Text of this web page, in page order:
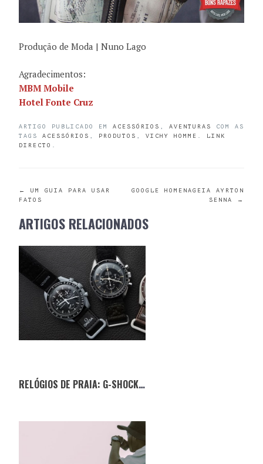
Produção de Moda | Nuno Lago
Agradecimentos:
MBM Mobile
Hotel Fonte Cruz
ARTIGO PUBLICADO EM ACESSÓRIOS , AVENTURAS
COM AS
TAGS ACESSÓRIOS , PRODUTOS , VICHY HOMME . LINK
DIRECTO .
POST
NAVIGATION
←
UM GUIA PARA USAR
FATOS
GOOGLE HOMENAGEIA AYRTON
SENNA
→
ARTIGOS RELACIONADOS
RELÓGIOS DE PRAIA: G-SHOCK VS MOONSWATCH — QUAL É O MELHOR PARA O VERÃO?